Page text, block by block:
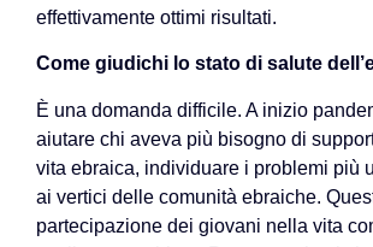
effettivamente ottimi risultati.
Come giudichi lo stato di salute
È una domanda difficile. A inizio
aiutare chi aveva più bisogno di
vita ebraica, individuare i problemi più
ai vertici delle comunità ebraiche.
partecipazione dei giovani nella vita